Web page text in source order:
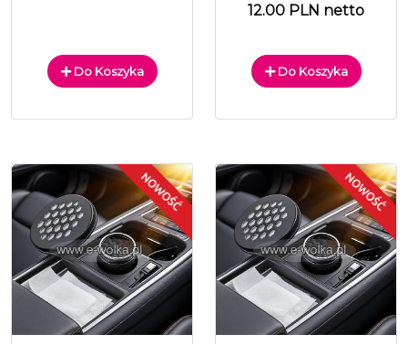
Do Koszyka
12.00 PLN netto
Do Koszyka